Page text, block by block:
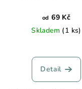
od 69 Kč
Skladem (1 ks)
Detail